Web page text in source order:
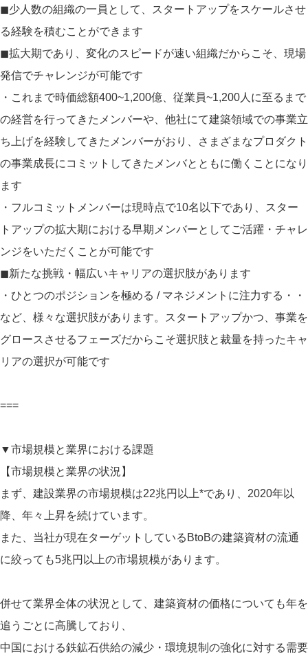
◼︎少人数の組織の一員として、スタートアップをスケールさせ
る経験を積むことができます
◼︎拡大期であり、変化のスピードが速い組織だからこそ、現場
発信でチャレンジが可能です
・これまで時価総額400~1,200億、従業員~1,200人に至るまで
の経営を行ってきたメンバーや、他社にて建築領域での事業立
ち上げを経験してきたメンバーがおり、さまざまなプロダクト
の事業成長にコミットしてきたメンバとともに働くことになり
ます
・フルコミットメンバーは現時点で10名以下であり、スター
トアップの拡大期における早期メンバーとしてご活躍・チャレ
ンジをいただくことが可能です
◼︎新たな挑戦・幅広いキャリアの選択肢があります
・ひとつのポジションを極める / マネジメントに注力する・・
など、様々な選択肢があります。スタートアップかつ、事業を
グロースさせるフェーズだからこそ選択肢と裁量を持ったキャ
リアの選択が可能です
===
▼市場規模と業界における課題
【市場規模と業界の状況】
まず、建設業界の市場規模は22兆円以上*であり、2020年以
降、年々上昇を続けています。
また、当社が現在ターゲットしているBtoBの建築資材の流通
に絞っても5兆円以上の市場規模があります。
併せて業界全体の状況として、建築資材の価格についても年を
追うごとに高騰しており、
中国における鉄鉱石供給の減少・環境規制の強化に対する需要